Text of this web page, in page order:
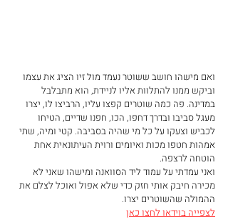
ואם מישהו חושב ששוטר נעמד מול זיו הציג את עצמו
וביקש ממנו להתלוות אליו לניידת, הוא מתבלבל
במדינה. פה כמה שוטרים קפצו עליו, הרביצו לו, יצרו
מעגל סביבו ובדרך דחפו, הכו, חפנו שדיים, הטיחו
לכביש וצעקו על כל מי שהיה בסביבה. קטי ומיה, שתי
אמהות חטפו מכות ואיומים ורוית העיתונאית אחת
הוטחה לרצפה.
ואני עמדתי על עמוד ליד הסוואנה ומישהו שאני לא
מכירה חיבק אותי חזק כדי שלא אפול ואוכל לצלם את
ההמולה שהשוטרים יצרו.
לצפייה בוידאו לחצו כאן